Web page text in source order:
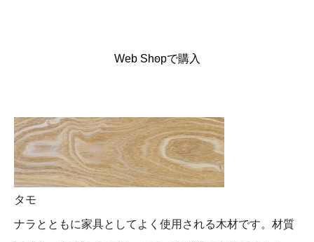
Web Shopで購入
タモ
ナラとともに家具としてよく使用される木材です。材質